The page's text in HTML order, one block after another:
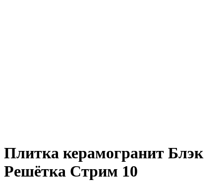
Плитка керамогранит Блэк
Решётка Стрим 10